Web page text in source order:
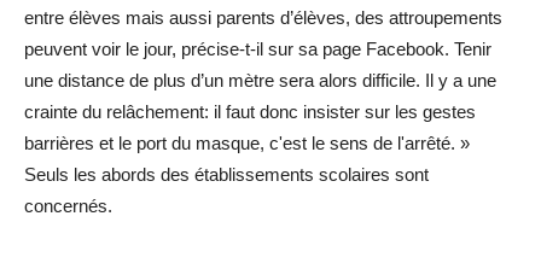
entre élèves mais aussi parents d’élèves, des attroupements
peuvent voir le jour, précise-t-il sur sa page Facebook. Tenir
une distance de plus d’un mètre sera alors difficile. Il y a une
crainte du relâchement: il faut donc insister sur les gestes
barrières et le port du masque, c'est le sens de l'arrêté. »
Seuls les abords des ­établissements ­scolaires sont
concernés.